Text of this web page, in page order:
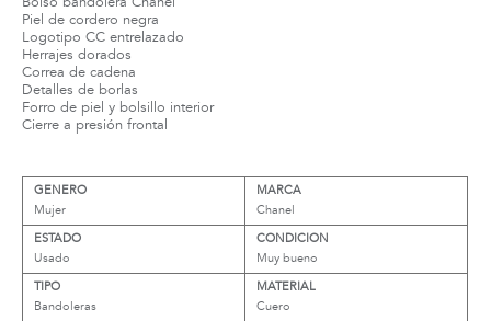
Piel de cordero negra
Logotipo CC entrelazado
Herrajes dorados
Correa de cadena
Detalles de borlas
Forro de piel y bolsillo interior
Cierre a presión frontal
GENERO
Mujer
MARCA
Chanel
ESTADO
Usado
CONDICION
Muy bueno
TIPO
Bandoleras
MATERIAL
Cuero